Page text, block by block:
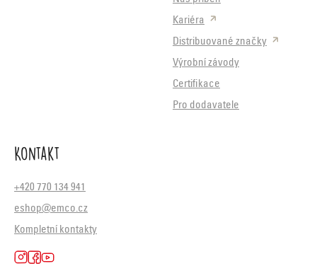
Kariéra
Distribuované značky
Výrobní závody
Certifikace
Pro dodavatele
Kontakt
+420 770 134 941
eshop@emco.cz
Kompletní kontakty